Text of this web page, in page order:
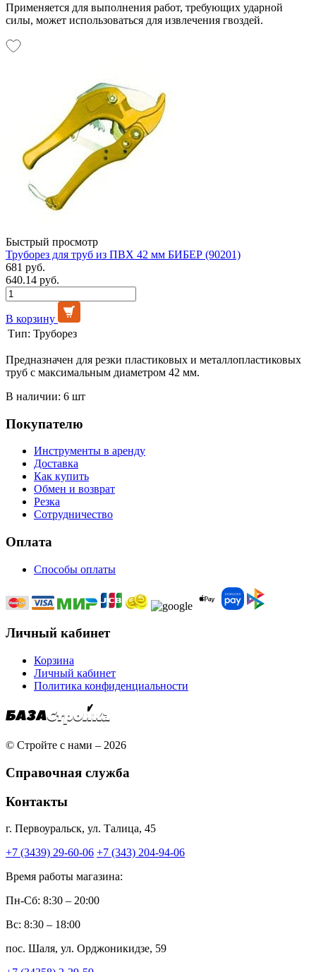
Применяется для выполнения работ, требующих ударной
силы, может использоваться для извлечения гвоздей.
Быстрый просмотр
Труборез для труб из ПВХ 42 мм БИБЕР (90201)
681 руб.
640.14 руб.
В корзину
Тип: Труборез
Предназначен для резки пластиковых и металлопластиковых
труб с максимальным диаметром 42 мм.
В наличии: 6 шт
Покупателю
Инструменты в аренду
Доставка
Как купить
Обмен и возврат
Резка
Сотрудничество
Оплата
Способы оплаты
Личный кабинет
Корзина
Личный кабинет
Политика конфиденциальности
© Стройте с нами – 2026
Справочная служба
Контакты
г. Первоуральск, ул. Талица, 45
+7 (3439) 29-60-06 +7 (343) 204-94-06
Время работы магазина:
Пн-Сб: 8:30 – 20:00
Вс: 8:30 – 18:00
пос. Шаля, ул. Орджоникидзе, 59